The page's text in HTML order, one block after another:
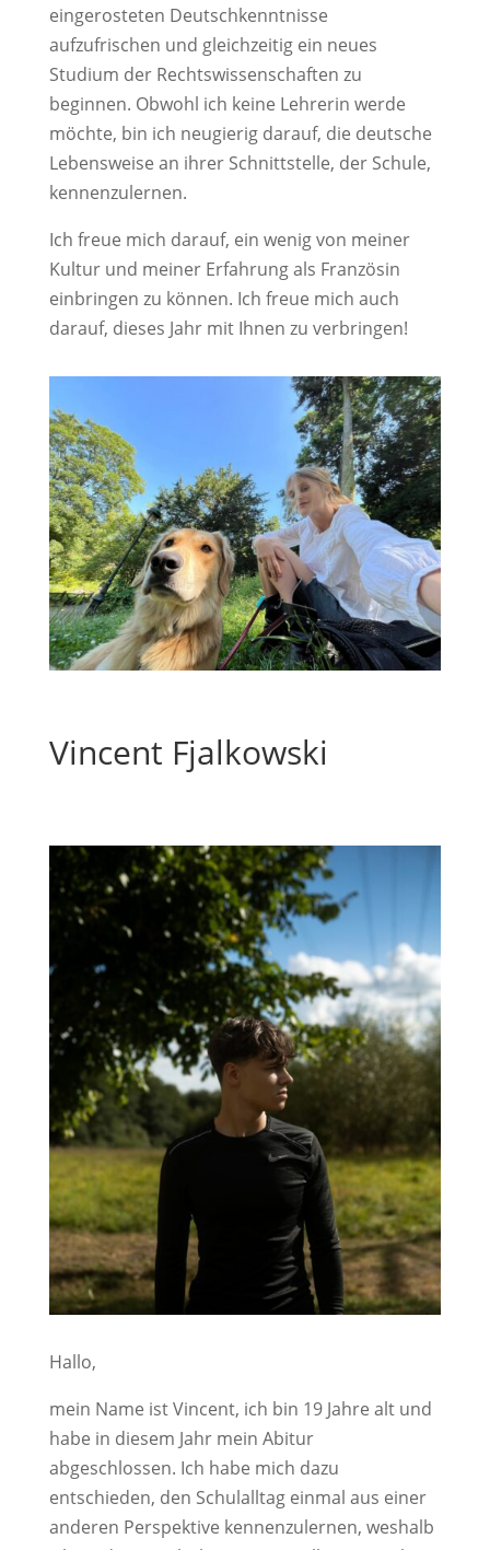
eingerosteten Deutschkenntnisse
aufzufrischen und gleichzeitig ein neues
Studium der Rechtswissenschaften zu
beginnen. Obwohl ich keine Lehrerin werde
möchte, bin ich neugierig darauf, die deutsche
Lebensweise an ihrer Schnittstelle, der Schule,
kennenzulernen.
Ich freue mich darauf, ein wenig von meiner
Kultur und meiner Erfahrung als Französin
einbringen zu können. Ich freue mich auch
darauf, dieses Jahr mit Ihnen zu verbringen!
Vincent Fjalkowski
Hallo,
mein Name ist Vincent, ich bin 19 Jahre alt und
habe in diesem Jahr mein Abitur
abgeschlossen. Ich habe mich dazu
entschieden, den Schulalltag einmal aus einer
anderen Perspektive kennenzulernen, weshalb